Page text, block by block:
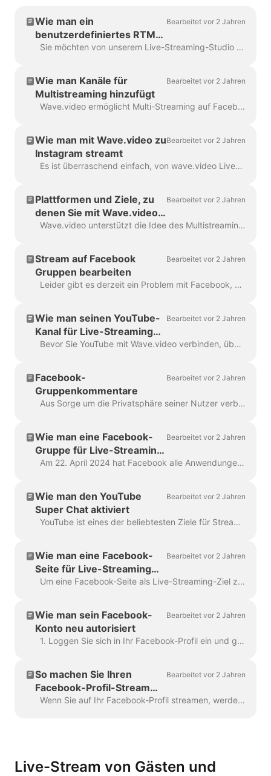
Wie man ein
benutzerdefiniertes RTMP-
Ziel einrichtet
Bearbeitet vor 2 Jahren
Sie möchten von unserem Live-Streaming-Studio auf eine noch nicht unterstützte Plattform streamen? Keine Sorge, wir können das über ein spezielles RTMP-Protokoll machen. RTMP ermöglicht...
Wie man Kanäle für
Multistreaming hinzufügt
Bearbeitet vor 2 Jahren
Wave.video ermöglicht Multi-Streaming auf Facebook-Seite/Gruppe/Profil, YouTube-Konto und RTMP-Kanal gleichzeitig! Sie können mehrere Ziele hinzufügen ...
Wie man mit Wave.video zu
Instagram streamt
Bearbeitet vor 2 Jahren
Es ist überraschend einfach, von wave.video Live-Streaming Studio zu Ihrem Instagram-Konto zu streamen. Alle Funktionen des Studios stehen Ihnen während des...
Plattformen und Ziele, zu
denen Sie mit Wave.video
streamen können?
Bearbeitet vor 2 Jahren
Wave.video unterstützt die Idee des Multistreamings sehr stark, weshalb wir verschiedene Optionen für Ihre Sendeziele anbieten. Ab heute bieten wir ...
Stream auf Facebook
Gruppen bearbeiten
Bearbeitet vor 2 Jahren
Leider gibt es derzeit ein Problem mit Facebook, das uns daran hindert, die Bearbeitung von Streams in Facebook-Gruppen zu unterstützen. Um Änderungen vorzunehmen, ...
Wie man seinen YouTube-
Kanal für Live-Streaming
verbindet
Bearbeitet vor 2 Jahren
Bevor Sie YouTube mit Wave.video verbinden, überprüfen Sie zunächst, ob Ihr YouTube-Konto für das Live-Streaming bereit ist. Überprüfen Sie Ihr YouTube-Konto. F...
Facebook-
Gruppenkommentare
Bearbeitet vor 2 Jahren
Aus Sorge um die Privatsphäre seiner Nutzer verbietet Facebook Wave.video den Zugriff und die Anzeige von Namen und Profilbildern derer, die Kommentare hinterlassen...
Wie man eine Facebook-
Gruppe für Live-Streaming
verbindet
Bearbeitet vor 2 Jahren
Am 22. April 2024 hat Facebook alle Anwendungen von Drittanbietern in Gruppen entfernt. Leider bedeutet dies, dass du deine Facebook-Gruppe nicht mehr als Live-Stream hinzufügen...
Wie man den YouTube
Super Chat aktiviert
Bearbeitet vor 2 Jahren
YouTube ist eines der beliebtesten Ziele für Streams; folglich bietet es viele Möglichkeiten für Content-Ersteller und Live-Streamer, ...
Wie man eine Facebook-
Seite für Live-Streaming
verbindet
Bearbeitet vor 2 Jahren
Um eine Facebook-Seite als Live-Streaming-Ziel zu verbinden, sollten Sie ein Administrator oder ein Redakteur für diese Seite sein. Um sicherzugehen, dass Sie über die erforderlichen Re...
Wie man sein Facebook-
Konto neu autorisiert
Bearbeitet vor 2 Jahren
1. Loggen Sie sich in Ihr Facebook-Profil ein und gehen Sie auf die Seite Business-Integrationen. Suchen Sie die Wave.video App, markieren Sie das Kästchen auf der rechten Seite und klicken Sie auf...
So machen Sie Ihren
Facebook-Profil-Stream
öffentlich
Bearbeitet vor 2 Jahren
Wenn Sie auf Ihr Facebook-Profil streamen, werden Sie vielleicht feststellen, dass die Kommentare der Zuschauer nicht im Wave.video Live Chat angezeigt werden. Dies geschieht, weil Face...
Live-Stream von Gästen und